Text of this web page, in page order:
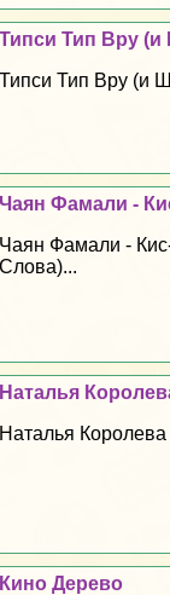
Типси Тип Вру
Типси Тип Вру (и
Чаян Фамали -
Чаян Фамали -
Слова)...
Наталья
Наталья Королева
Кино Дерево